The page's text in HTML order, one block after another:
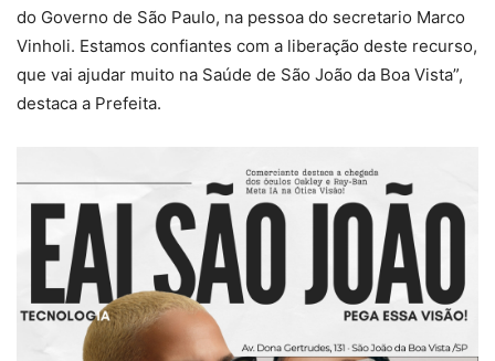
do Governo de São Paulo, na pessoa do secretario Marco
Vinholi. Estamos confiantes com a liberação deste recurso,
que vai ajudar muito na Saúde de São João da Boa Vista”,
destaca a Prefeita.